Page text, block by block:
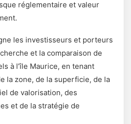
réglementaire et valeur
les investisseurs et porteurs
et la comparaison de
à l’île Maurice, en tenant
la zone, de la superficie, de la
de valorisation, des
et de la stratégie de